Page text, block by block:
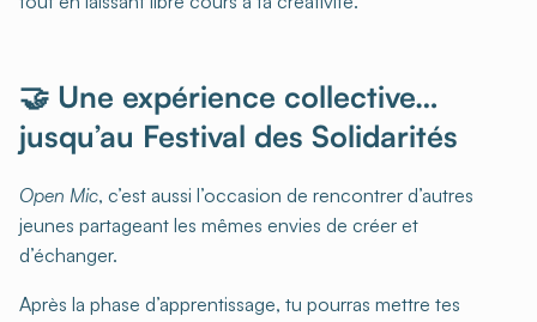
🤝 Une expérience collective…
jusqu’au Festival des Solidarités
Open Mic, c’est aussi l’occasion de rencontrer d’autres
jeunes partageant les mêmes envies de créer et
d’échanger.
Après la phase d’apprentissage, tu pourras mettre tes